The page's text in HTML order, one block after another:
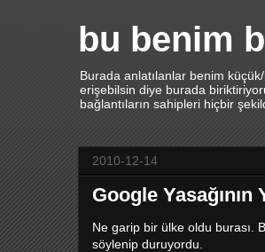
bu benim
Burada anlatılanlar benim
erişebilsin diye burada
bağlantıların sahipleri hiçbir
2010-12-14
Google Yasağının
Ne garip bir ülke oldu burası.
söylenip duruyordu.